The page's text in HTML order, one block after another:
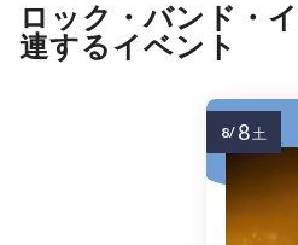
ロック・バンド・
連するイベント
8/ 8土